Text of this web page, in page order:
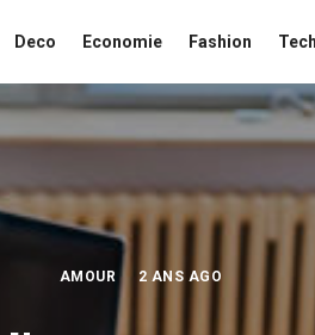
Deco Economie Fashion Tech
AMOUR 2 ANS AGO